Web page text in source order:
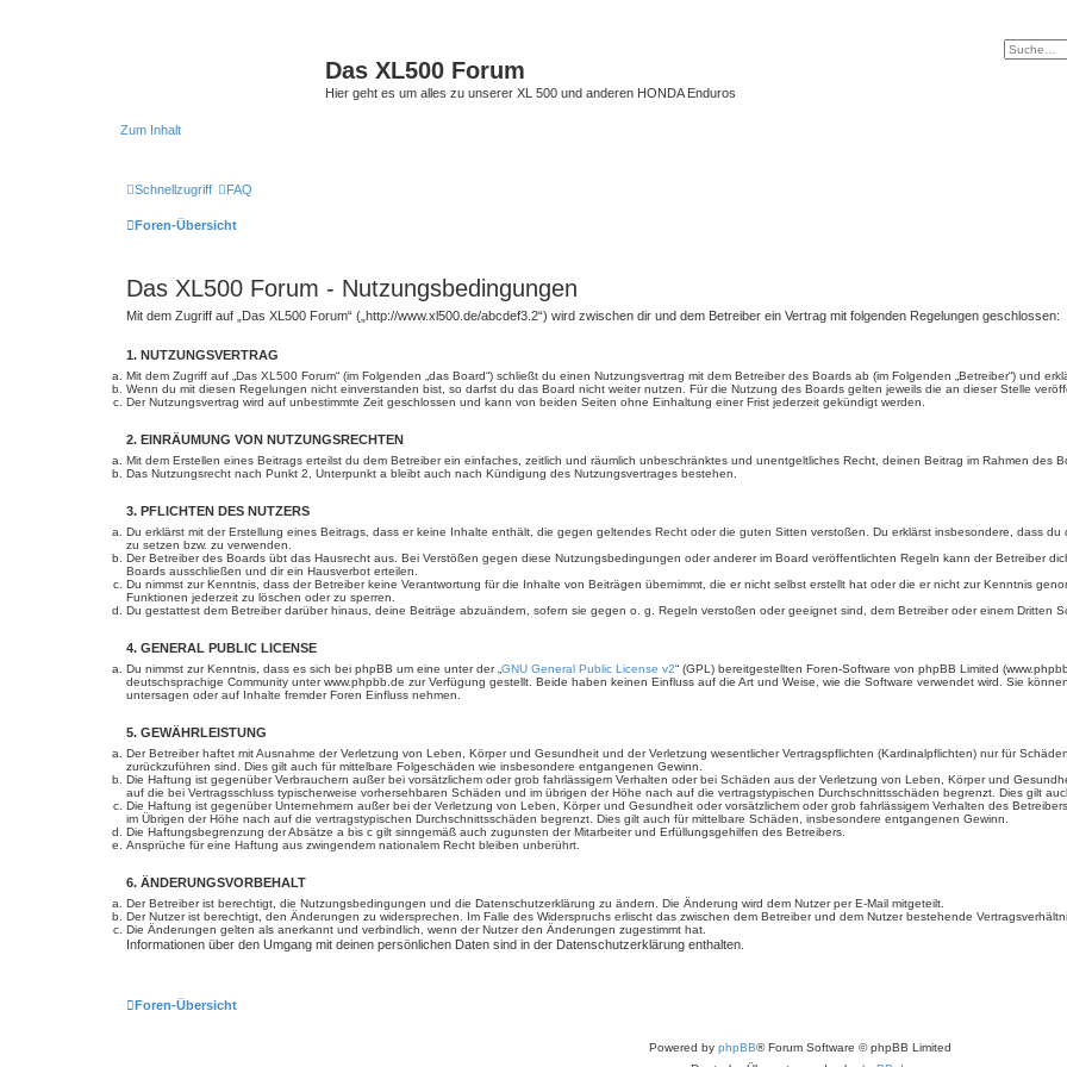
Das XL500 Forum
Hier geht es um alles zu unserer XL 500 und anderen HONDA Enduros
Zum Inhalt
Schnellzugriff FAQ
Foren-Übersicht
Das XL500 Forum - Nutzungsbedingungen
Mit dem Zugriff auf „Das XL500 Forum“ („http://www.xl500.de/abcdef3.2“) wird zwischen dir und dem Betreiber ein Vertrag mit folgenden Regelungen geschlossen:
1. NUTZUNGSVERTRAG
Mit dem Zugriff auf „Das XL500 Forum“ (im Folgenden „das Board“) schließt du einen Nutzungsvertrag mit dem Betreiber des Boards ab (im Folgenden „Betreiber“) und
Wenn du mit diesen Regelungen nicht einverstanden bist, so darfst du das Board nicht weiter nutzen. Für die Nutzung des Boards gelten jeweils die an dieser Stelle
Der Nutzungsvertrag wird auf unbestimmte Zeit geschlossen und kann von beiden Seiten ohne Einhaltung einer Frist jederzeit gekündigt werden.
2. EINRÄUMUNG VON NUTZUNGSRECHTEN
Mit dem Erstellen eines Beitrags erteilst du dem Betreiber ein einfaches, zeitlich und räumlich unbeschränktes und unentgeltliches Recht, deinen Beitrag im Rahmen des
Das Nutzungsrecht nach Punkt 2, Unterpunkt a bleibt auch nach Kündigung des Nutzungsvertrages bestehen.
3. PFLICHTEN DES NUTZERS
Du erklärst mit der Erstellung eines Beitrags, dass er keine Inhalte enthält, die gegen geltendes Recht oder die guten Sitten verstoßen. Du erklärst insbesondere, dass
zu setzen bzw. zu verwenden.
Der Betreiber des Boards übt das Hausrecht aus. Bei Verstößen gegen diese Nutzungsbedingungen oder anderer im Board veröffentlichten Regeln kann der Betreiber
Boards ausschließen und dir ein Hausverbot erteilen.
Du nimmst zur Kenntnis, dass der Betreiber keine Verantwortung für die Inhalte von Beiträgen übernimmt, die er nicht selbst erstellt hat oder die er nicht zur Kenntnis
Funktionen jederzeit zu löschen oder zu sperren.
Du gestattest dem Betreiber darüber hinaus, deine Beiträge abzuändern, sofern sie gegen o. g. Regeln verstoßen oder geeignet sind, dem Betreiber oder einem Dritten
4. GENERAL PUBLIC LICENSE
Du nimmst zur Kenntnis, dass es sich bei phpBB um eine unter der „ GNU General Public License v2“ (GPL) bereitgestellten Foren-Software von phpBB Limited
deutschsprachige Community unter www.phpbb.de zur Verfügung gestellt. Beide haben keinen Einfluss auf die Art und Weise, wie die Software verwendet wird. Sie
untersagen oder auf Inhalte fremder Foren Einfluss nehmen.
5. GEWÄHRLEISTUNG
Der Betreiber haftet mit Ausnahme der Verletzung von Leben, Körper und Gesundheit und der Verletzung wesentlicher Vertragspflichten (Kardinalpflichten) nur für
zurückzuführen sind. Dies gilt auch für mittelbare Folgeschäden wie insbesondere entgangenen Gewinn.
Die Haftung ist gegenüber Verbrauchern außer bei vorsätzlichem oder grob fahrlässigem Verhalten oder bei Schäden aus der Verletzung von Leben, Körper und
auf die bei Vertragsschluss typischerweise vorhersehbaren Schäden und im übrigen der Höhe nach auf die vertragstypischen Durchschnittsschäden begrenzt. Dies gilt
Die Haftung ist gegenüber Unternehmern außer bei der Verletzung von Leben, Körper und Gesundheit oder vorsätzlichem oder grob fahrlässigem Verhalten des
im Übrigen der Höhe nach auf die vertragstypischen Durchschnittsschäden begrenzt. Dies gilt auch für mittelbare Schäden, insbesondere entgangenen Gewinn.
Die Haftungsbegrenzung der Absätze a bis c gilt sinngemäß auch zugunsten der Mitarbeiter und Erfüllungsgehilfen des Betreibers.
Ansprüche für eine Haftung aus zwingendem nationalem Recht bleiben unberührt.
6. ÄNDERUNGSVORBEHALT
Der Betreiber ist berechtigt, die Nutzungsbedingungen und die Datenschutzerklärung zu ändern. Die Änderung wird dem Nutzer per E-Mail mitgeteilt.
Der Nutzer ist berechtigt, den Änderungen zu widersprechen. Im Falle des Widerspruchs erlischt das zwischen dem Betreiber und dem Nutzer bestehende
Die Änderungen gelten als anerkannt und verbindlich, wenn der Nutzer den Änderungen zugestimmt hat.
Informationen über den Umgang mit deinen persönlichen Daten sind in der Datenschutzerklärung enthalten.
Foren-Übersicht
Powered by phpBB® Forum Software © phpBB Limited